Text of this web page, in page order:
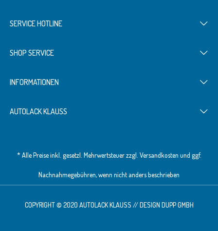
SERVICE HOTLINE
SHOP SERVICE
INFORMATIONEN
AUTOLACK KLAUSS
* Alle Preise inkl. gesetzl. Mehrwertsteuer zzgl. Versandkosten und ggf.
Nachnahmegebühren, wenn nicht anders beschrieben
COPYRIGHT © 2020 AUTOLACK KLAUSS // DESIGN DUPP GMBH